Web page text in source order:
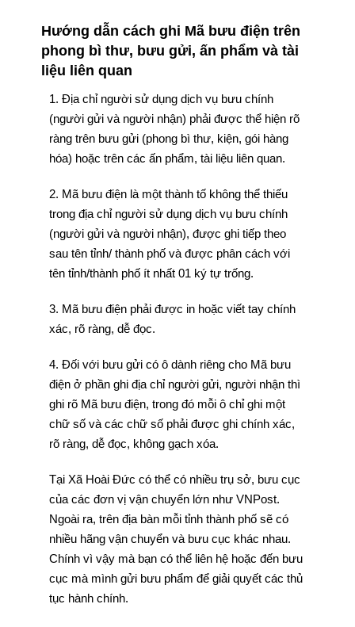
Hướng dẫn cách ghi Mã bưu điện trên
phong bì thư, bưu gửi, ấn phẩm và tài
liệu liên quan
1. Địa chỉ người sử dụng dịch vụ bưu chính
(người gửi và người nhận) phải được thể hiện rõ
ràng trên bưu gửi (phong bì thư, kiện, gói hàng
hóa) hoặc trên các ấn phẩm, tài liệu liên quan.
2. Mã bưu điện là một thành tố không thể thiếu
trong địa chỉ người sử dụng dịch vụ bưu chính
(người gửi và người nhận), được ghi tiếp theo
sau tên tỉnh/ thành phố và được phân cách với
tên tỉnh/thành phố ít nhất 01 ký tự trống.
3. Mã bưu điện phải được in hoặc viết tay chính
xác, rõ ràng, dễ đọc.
4. Đối với bưu gửi có ô dành riêng cho Mã bưu
điện ở phần ghi địa chỉ người gửi, người nhận thì
ghi rõ Mã bưu điện, trong đó mỗi ô chỉ ghi một
chữ số và các chữ số phải được ghi chính xác,
rõ ràng, dễ đọc, không gạch xóa.
Tại Xã Hoài Đức có thể có nhiều trụ sở, bưu cục
của các đơn vị vận chuyển lớn như VNPost.
Ngoài ra, trên địa bàn mỗi tỉnh thành phố sẽ có
nhiều hãng vận chuyển và bưu cục khác nhau.
Chính vì vậy mà bạn có thể liên hệ hoặc đến bưu
cục mà mình gửi bưu phẩm để giải quyết các thủ
tục hành chính.